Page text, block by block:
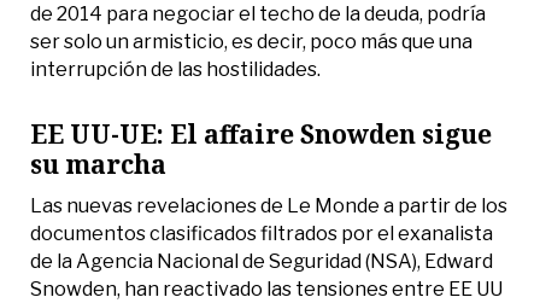
de 2014 para negociar el techo de la deuda, podría
ser solo un armisticio, es decir, poco más que una
interrupción de las hostilidades.
EE UU-UE: El affaire Snowden sigue
su marcha
Las nuevas revelaciones de Le Monde a partir de los
documentos clasificados filtrados por el exanalista
de la Agencia Nacional de Seguridad (NSA), Edward
Snowden, han reactivado las tensiones entre EE UU